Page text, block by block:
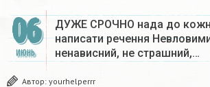
06
ИЮНЬ
ДУЖЕ СРОЧНО нада до
написати речення
ненависний, не страшний,…
Автор: yourhelperrr